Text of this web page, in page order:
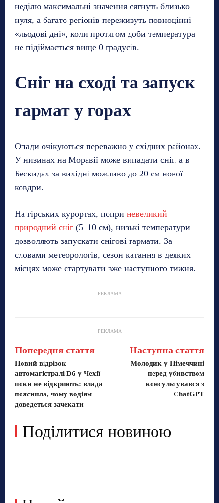
неділю максимальні значення сягнуть близько
нуля, а багато регіонів переживуть повноцінні
«льодові дні», коли протягом доби температура
не підіймається вище 0 градусів.
Сніг на сході та запуск
гармат у горах
Опади очікуються переважно у східних районах.
У низинах на Моравії може випадати сніг, а в
Бескидах за вихідні можливо до 20 см нової
ковдри.
На гірських курортах, попри невеликий
природний сніг (5–10 см), низькі температури
дозволяють запускати снігові гармати. За
словами метеорологів, сезон катання в деяких
місцях може стартувати вже наступного тижня.
РЕКЛАМА
РЕКЛАМА
Попередня стаття
Новий відрізок
автомагістралі D6 у Чехії
поки не відкриють: влада
пояснила, чому водіям
доведеться зачекати
Наступна стаття
Молодик у Німеччині
перед убивством
консультувався з
ChatGPT
Поділитися новиною